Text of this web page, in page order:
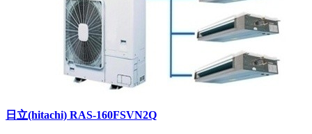
日立(hitachi) RAS-160FSVN2Q